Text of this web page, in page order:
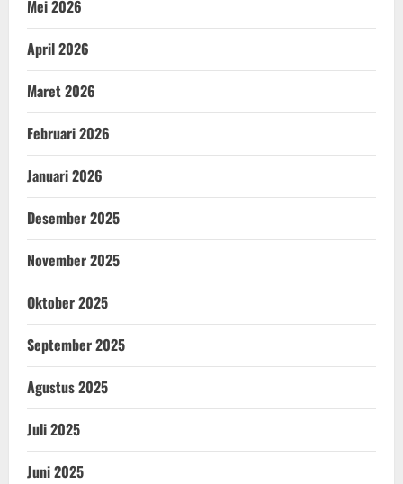
Mei 2026
April 2026
Maret 2026
Februari 2026
Januari 2026
Desember 2025
November 2025
Oktober 2025
September 2025
Agustus 2025
Juli 2025
Juni 2025